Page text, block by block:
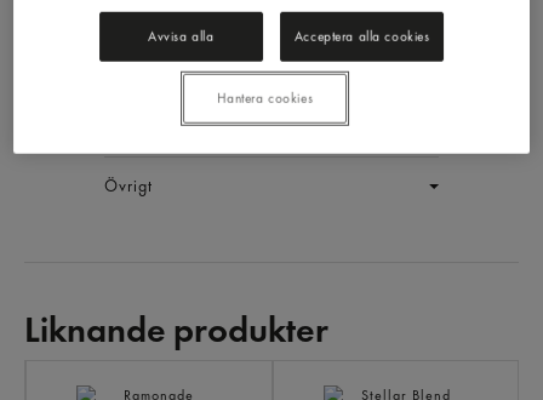
LOGGA IN
Generell produktinfo
Innehållsförteckning
Övrigt
Liknande produkter
Avvisa alla Acceptera alla cookies
Hantera cookies